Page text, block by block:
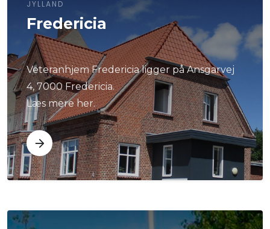
JYLLAND
Fredericia
Veteranhjem Fredericia ligger på Ansgarvej
4, 7000 Fredericia.
Læs mere her.